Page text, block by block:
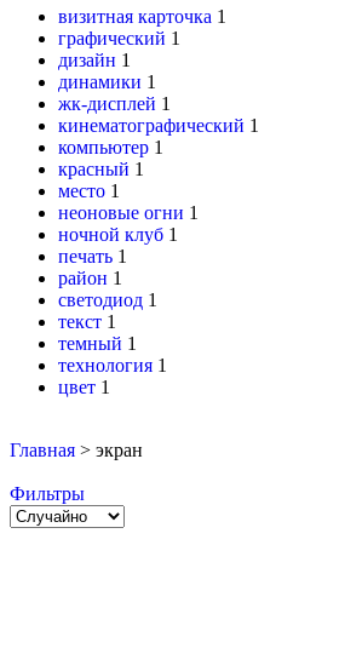
визитная карточка 1
графический 1
дизайн 1
динамики 1
жк-дисплей 1
кинематографический 1
компьютер 1
красный 1
место 1
неоновые огни 1
ночной клуб 1
печать 1
район 1
светодиод 1
текст 1
темный 1
технология 1
цвет 1
Главная > экран
Фильтры